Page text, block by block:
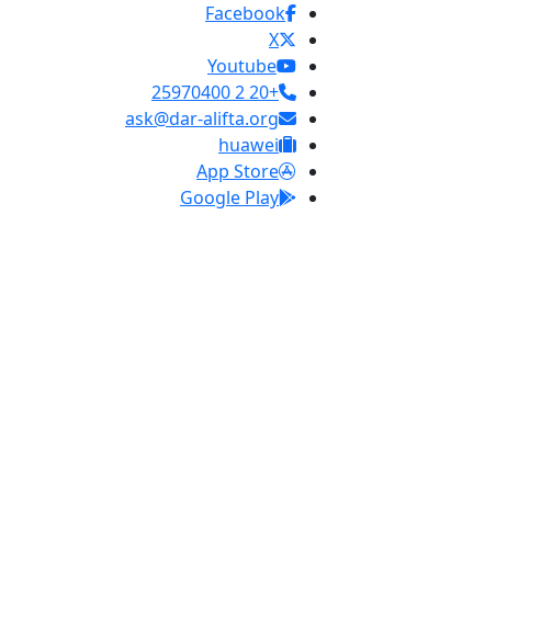
Facebook
X
Youtube
+20 2 25970400
ask@dar-alifta.org
huawei
App Store
Google Play